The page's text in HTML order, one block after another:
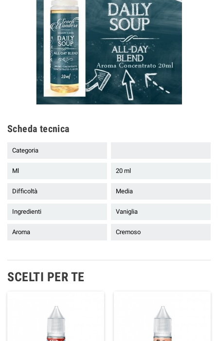
Scheda tecnica
Categoria
Ml 20 ml
Difficoltà Media
Ingredienti Vaniglia
Aroma Cremoso
SCELTI PER TE